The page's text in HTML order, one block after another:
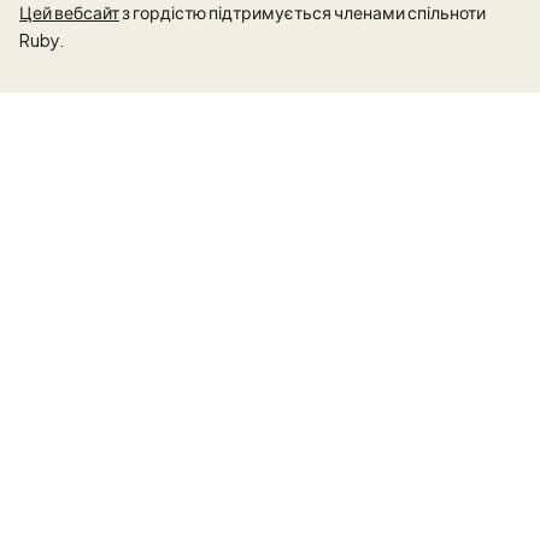
Цей вебсайтз гордістю підтримується членами спільноти
Ruby.